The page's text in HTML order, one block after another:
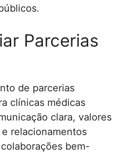
Parcerias
de parcerias
clínicas médicas
clara, valores
relacionamentos
bem-